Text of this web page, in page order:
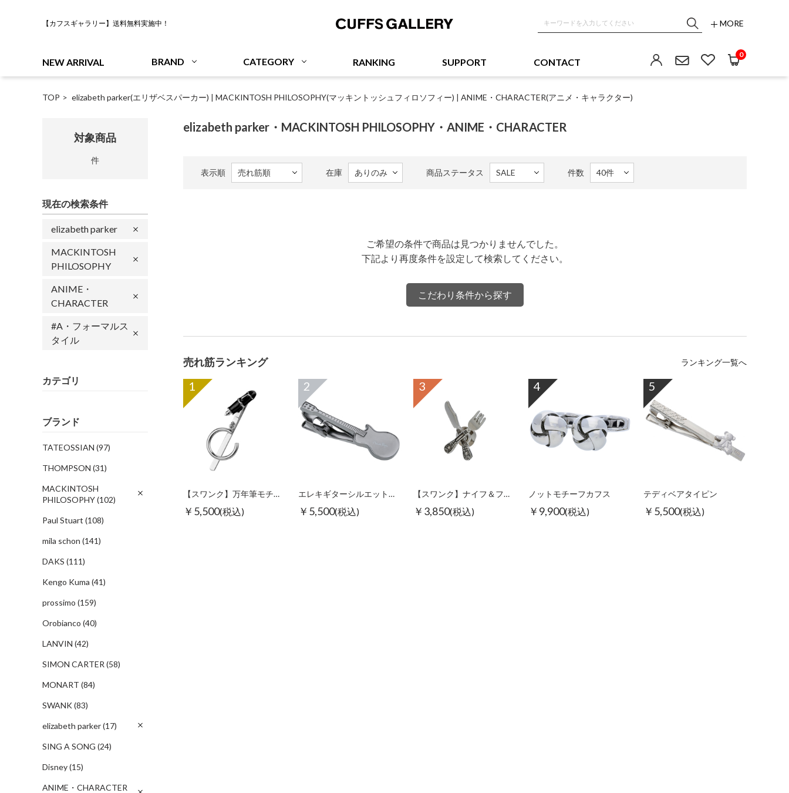
【カフスギャラリー】送料無料実施中！ MORE
NEW ARRIVAL BRAND CATEGORY RANKING SUPPORT CONTACT
0
TOP elizabeth parker(エリザベスパーカー) | MACKINTOSH PHILOSOPHY(マッキントッシュフィロソフィー) | ANIME・CHARACTER(アニメ・キャラクター)
対象商品
件
現在の検索条件
elizabeth parker
MACKINTOSH
PHILOSOPHY
ANIME・
CHARACTER
#A・フォーマルス
タイル
カテゴリ
ブランド
TATEOSSIAN (97)
THOMPSON (31)
MACKINTOSH
PHILOSOPHY(102)
Paul Stuart (108)
mila schon (141)
DAKS (111)
Kengo Kuma (41)
prossimo (159)
Orobianco (40)
LANVIN (42)
SIMON CARTER (58)
MONART (84)
SWANK(83)
elizabeth parker(17)
SING A SONG (24)
Disney(15)
ANIME・CHARACTER
elizabeth parker・MACKINTOSH PHILOSOPHY・ANIME・CHARACTER
表示順 在庫 商品ステータス 件数
ご希望の条件で商品は見つかりませんでした。
下記より再度条件を設定して検索してください。
こだわり条件から探す
売れ筋ランキング ランキング一覧へ
1
【スワンク】万年筆モチーフグラスホルダー
￥5,500(税込)
2
エレキギターシルエットタイピン ブラック
￥5,500(税込)
3
【スワンク】ナイフ＆フォークピンズ
￥3,850(税込)
4
ノットモチーフカフス
￥9,900(税込)
5
テディベアタイピン
￥5,500(税込)